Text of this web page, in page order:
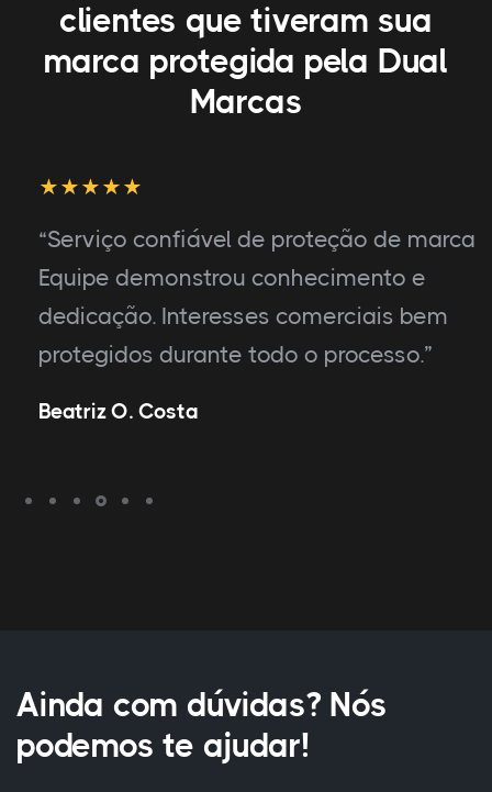
clientes que tiveram sua
marca protegida pela Dual
Marcas
“Serviço confiável de proteção de marca.
Equipe demonstrou conhecimento e
dedicação. Interesses comerciais bem
protegidos durante todo o processo.”
Beatriz O. Costa
Ainda com dúvidas? Nós
podemos te ajudar!